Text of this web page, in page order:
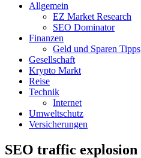
Allgemein
EZ Market Research
SEO Dominator
Finanzen
Geld und Sparen Tipps
Gesellschaft
Krypto Markt
Reise
Technik
Internet
Umweltschutz
Versicherungen
SEO traffic explosion